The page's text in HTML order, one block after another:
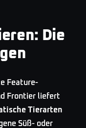
Die
Feature-
Frontier liefert
Tierarten
Süß- oder